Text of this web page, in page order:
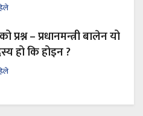
प्रश्न – प्रधानमन्त्री बालेन यो
हो कि होइन ?